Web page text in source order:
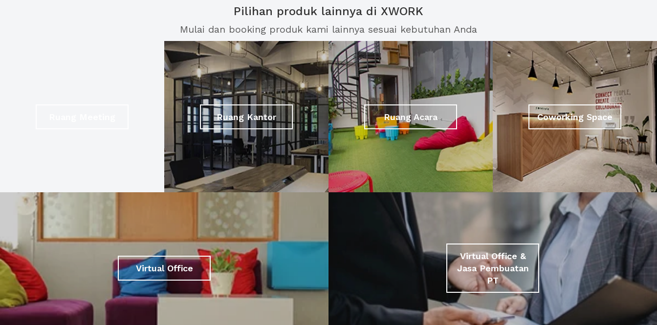
Pilihan produk lainnya di XWORK
Mulai dan booking produk kami lainnya sesuai kebutuhan Anda
Ruang Kantor Ruang Acara Coworking Space
Virtual Office
Virtual Office &
Jasa Pembuatan
PT